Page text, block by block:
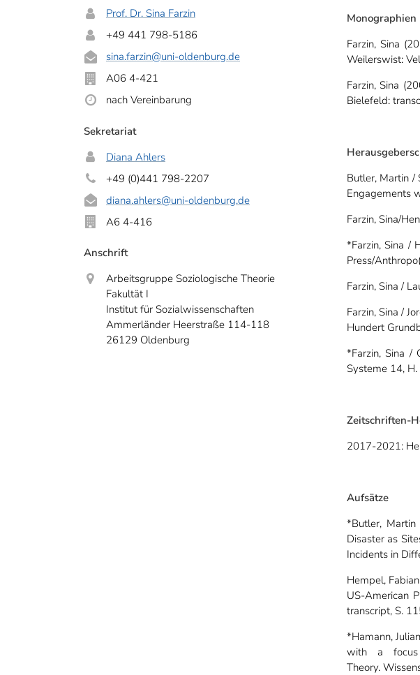
Prof. Dr. Sina Farzin
+49 441 798-5186
sina.farzin@uni-oldenburg.de
A06 4-421
nach Vereinbarung
Sekretariat
Diana Ahlers
+49 (0)441 798-2207
diana.ahlers@uni-oldenburg.de
A6 4-416
Anschrift
Arbeitsgruppe Soziologische Theorie
Fakultät I
Institut für Sozialwissenschaften
Ammerländer Heerstraße 114-118
26129 Oldenburg
Monographien
Farzin, Sina
Weilerswist:
Farzin, Sina
Bielefeld:
Butler, Martin /
Engagements
Farzin, Sina/
*Farzin, Sina /
Press/
Farzin, Sina /
Farzin, Sina /
Hundert
*Farzin, Sina /
Systeme 14,
Zeitschriften-
2017-2021:
Aufsätze
*Butler, Martin
Disaster as
Incidents in
Hempel,
US-American
transcript, S.
*Hamann,
with a
Theory.